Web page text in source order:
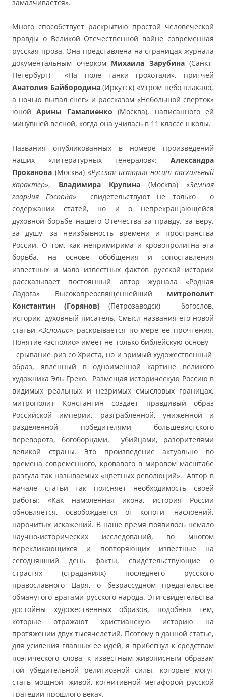
замалчивается».
Много способствует раскрытию простой человеческой
правды о Великой Отечественной войне современная
русская проза. Она представлена на страницах журнала
документальным очерком Михаила Зарубина (Санкт-
Петербург) «На поле танки грохотали», притчей
Анатолия Байбородина(Иркутск) «Утром небо плакало,
а ночью выпал снег» и рассказом «Небольшой сверток»
юнойАрины Гамалиенко(Москва), написанного ей
минувшей весной, когда она училась в 11 классе школы.
Названия опубликованных в номере произведений
наших «литературных генералов»: Александра
Проханова (Москва) «Русская история носит пасхальный
характер», Владимира Крупина (Москва) «Земная
гвардия Господа» свидетельствуют не только о
содержании статей, но и о непрекращающейся
духовной борьбе нашего Отечества за правду, за веру,
за душу, за неизбывность времени и пространства
России. О том, как непримирима и кровопролитна эта
борьба, на основе обобщения и сопоставления
известных и мало известных фактов русской истории
рассказывает постоянный автор журнала «Родная
Ладога» Высокопреосвященнейший митрополит
Константин (Горянов) (Петрозаводск) – богослов,
историк, духовный писатель. Смысл названия его новой
статьи «Эсполио» раскрывается по мере ее прочтения.
Понятие «эсполио» имеет не только библейскую основу –
срывание риз со Христа, но и зримый художественный
образ, явленный в одноименной картине великого
художника Эль Греко. Размещая историческую Россию в
видимых реальных и незримых смысловых границах,
митрополит Константин создает правдивый образ
Российской империи, разграбленной, униженной и
разделенной победителями большевистского
переворота, богоборцами, убийцами, разорителями
великой страны. Это произведение актуально во
времена современного, кровавого в мировом масштабе
разгула так называемых «цветных революций». Автор в
начале статьи так поясняет необходимость своей
работы: «Как намоленная икона, история России
обновляется, освобождается от копоти, наслоений,
нарочитых искажений. В наше время появилось немало
научно-исторических исследований, во многом
перекликающихся и повторяющих известные на
сегодняшний день факты, свидетельствующие о
страстях (страданиях) последнего русского
православного Царя, о безрассудном предательстве
обманутого врагами русского народа. Эти свидетельства
достойны художественных образов, подобных тем,
которые отражают христианскую историю на
протяжении двух тысячелетий. Поэтому в данной статье,
для усиления главных ее идей, я прибегнул к средствам
поэтического слова, к известным живописным образам
той убедительной религиозной силы, которые могут
стать мощной, живой, когнитивной метафорой русской
трагедии прошлого века».